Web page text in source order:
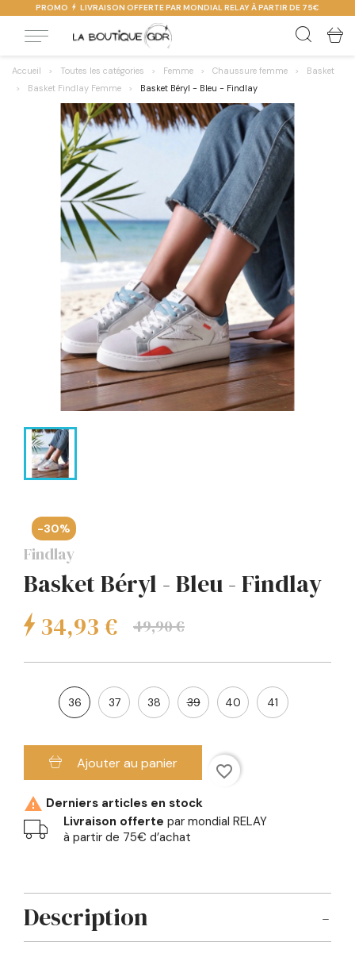
PROMO LIVRAISON OFFERTE PAR MONDIAL RELAY À PARTIR DE 75€
Accueil Toutes les catégories Femme Chaussure femme
Basket
Basket Findlay Femme
Basket Béryl - Bleu - Findlay
-30%
Findlay
Basket Béryl - Bleu - Findlay
34,93 €
49,90 €
36 37 38 39 40 41
Ajouter au panier
favorite_border
 Derniers articles en stock
Livraison offerte par mondial RELAY
à partir de 75€ d’achat
Description